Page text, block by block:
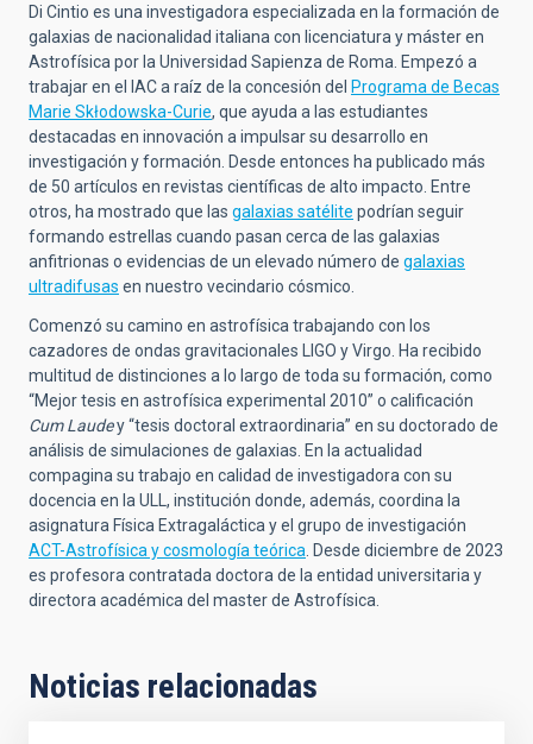
Di Cintio es una investigadora especializada en la formación de
galaxias de nacionalidad italiana con licenciatura y máster en
Astrofísica por la Universidad Sapienza de Roma. Empezó a
trabajar en el IAC a raíz de la concesión del Programa de Becas
Marie Skłodowska-Curie, que ayuda a las estudiantes
destacadas en innovación a impulsar su desarrollo en
investigación y formación. Desde entonces ha publicado más
de 50 artículos en revistas científicas de alto impacto. Entre
otros, ha mostrado que las galaxias satélite podrían seguir
formando estrellas cuando pasan cerca de las galaxias
anfitrionas o evidencias de un elevado número de galaxias
ultradifusas en nuestro vecindario cósmico.
Comenzó su camino en astrofísica trabajando con los
cazadores de ondas gravitacionales LIGO y Virgo. Ha recibido
multitud de distinciones a lo largo de toda su formación, como
“Mejor tesis en astrofísica experimental 2010” o calificación
Cum Laudey “tesis doctoral extraordinaria” en su doctorado de
análisis de simulaciones de galaxias. En la actualidad
compagina su trabajo en calidad de investigadora con su
docencia en la ULL, institución donde, además, coordina la
asignatura Física Extragaláctica y el grupo de investigación
ACT-Astrofísica y cosmología teórica . Desde diciembre de 2023
es profesora contratada doctora de la entidad universitaria y
directora académica del master de Astrofísica.
Noticias relacionadas